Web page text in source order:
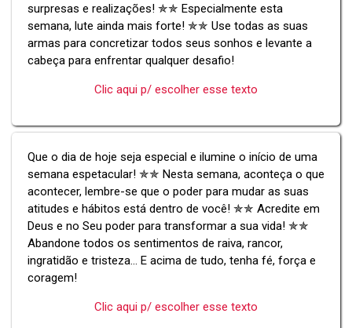
surpresas e realizações! ✯✯ Especialmente esta
semana, lute ainda mais forte! ✯✯ Use todas as suas
armas para concretizar todos seus sonhos e levante a
cabeça para enfrentar qualquer desafio!
Clic aqui p/ escolher esse texto
Que o dia de hoje seja especial e ilumine o início de uma
semana espetacular! ✯✯ Nesta semana, aconteça o que
acontecer, lembre-se que o poder para mudar as suas
atitudes e hábitos está dentro de você! ✯✯ Acredite em
Deus e no Seu poder para transformar a sua vida! ✯✯
Abandone todos os sentimentos de raiva, rancor,
ingratidão e tristeza... E acima de tudo, tenha fé, força e
coragem!
Clic aqui p/ escolher esse texto